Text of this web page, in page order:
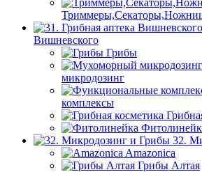
Вишневского
Грибы
микродозинг
комплексы
32.
Amazonica
Грибы Алтая